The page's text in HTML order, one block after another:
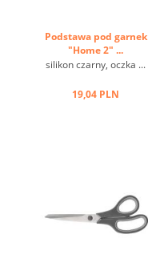
Podstawa pod garnek
"Home 2" ...
silikon czarny, oczka ...
19,04 PLN